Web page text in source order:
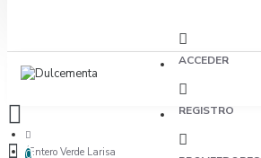
ACCEDER
REGISTRO
0Entero Verde Larisa